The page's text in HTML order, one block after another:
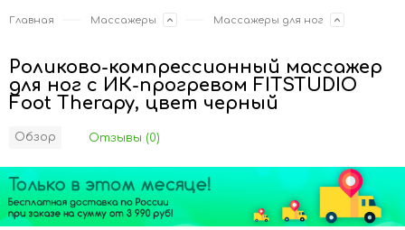
Главная Массажеры Массажеры для ног
Роликово-компрессионный массажер
для ног с ИК-прогревом FITSTUDIO
Foot Therapy, цвет черный
Обзор Отзывы (0)